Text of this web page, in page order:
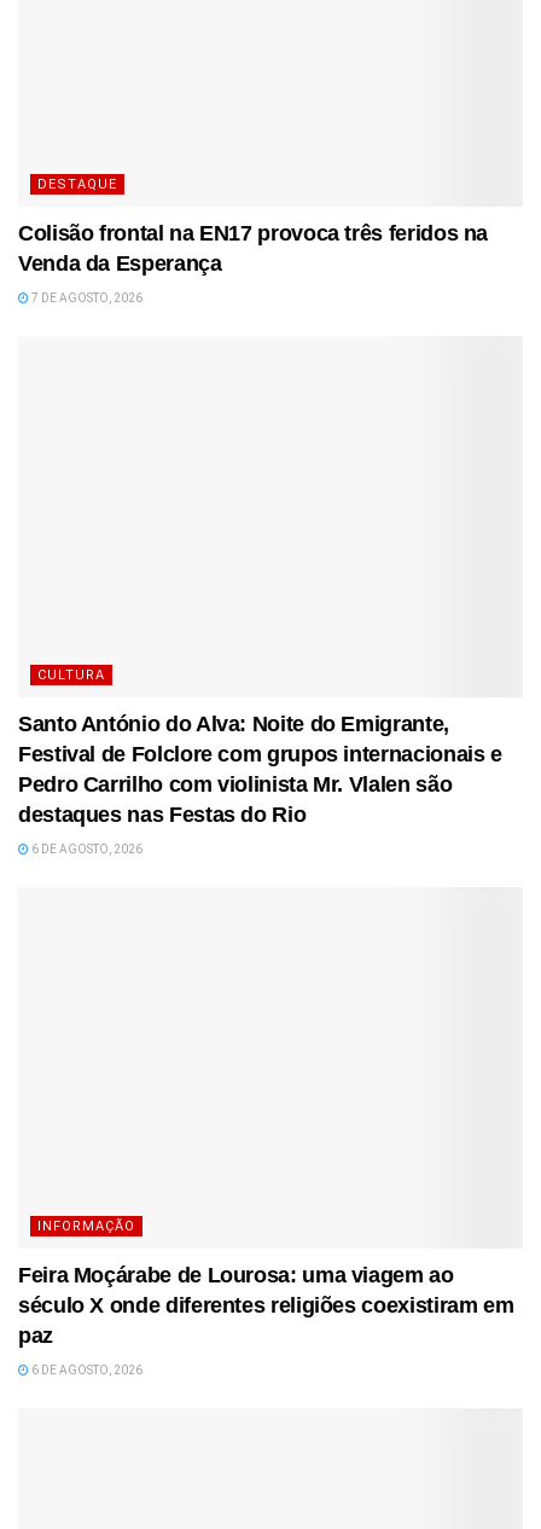
DESTAQUE
Colisão frontal na EN17 provoca três feridos na
Venda da Esperança
7 DE AGOSTO, 2026
CULTURA
Santo António do Alva: Noite do Emigrante,
Festival de Folclore com grupos internacionais e
Pedro Carrilho com violinista Mr. Vlalen são
destaques nas Festas do Rio
6 DE AGOSTO, 2026
INFORMAÇÃO
Feira Moçárabe de Lourosa: uma viagem ao
século X onde diferentes religiões coexistiram em
paz
6 DE AGOSTO, 2026